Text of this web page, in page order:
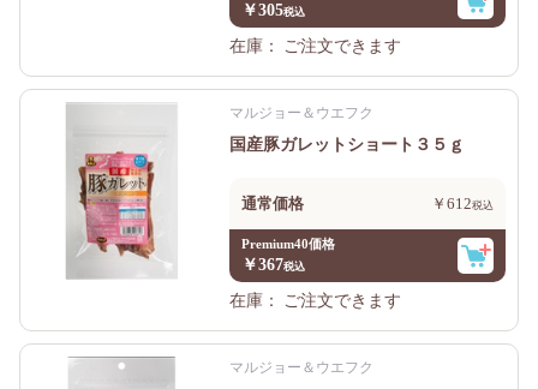
￥305
在庫：
ご注文できます
マルジョー＆ウエフク
国産豚ガレットショート３５ｇ
通常価格 ￥612
Premium40価格
￥367
在庫：
ご注文できます
マルジョー＆ウエフク